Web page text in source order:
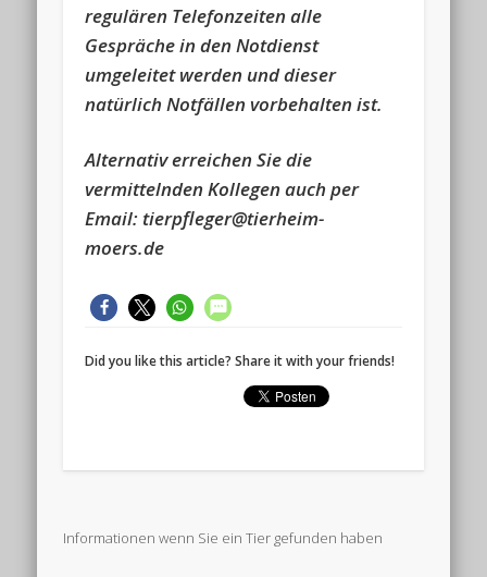
regulären Telefonzeiten alle
Gespräche in den Notdienst
umgeleitet werden und dieser
natürlich Notfällen vorbehalten ist.
Alternativ erreichen Sie die
vermittelnden Kollegen auch per
Email: tierpfleger@tierheim-
moers.de
Did you like this article? Share it with your friends!
Informationen wenn Sie ein Tier gefunden haben